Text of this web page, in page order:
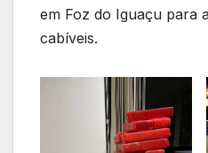
em Foz do Iguaçu para
cabíveis.